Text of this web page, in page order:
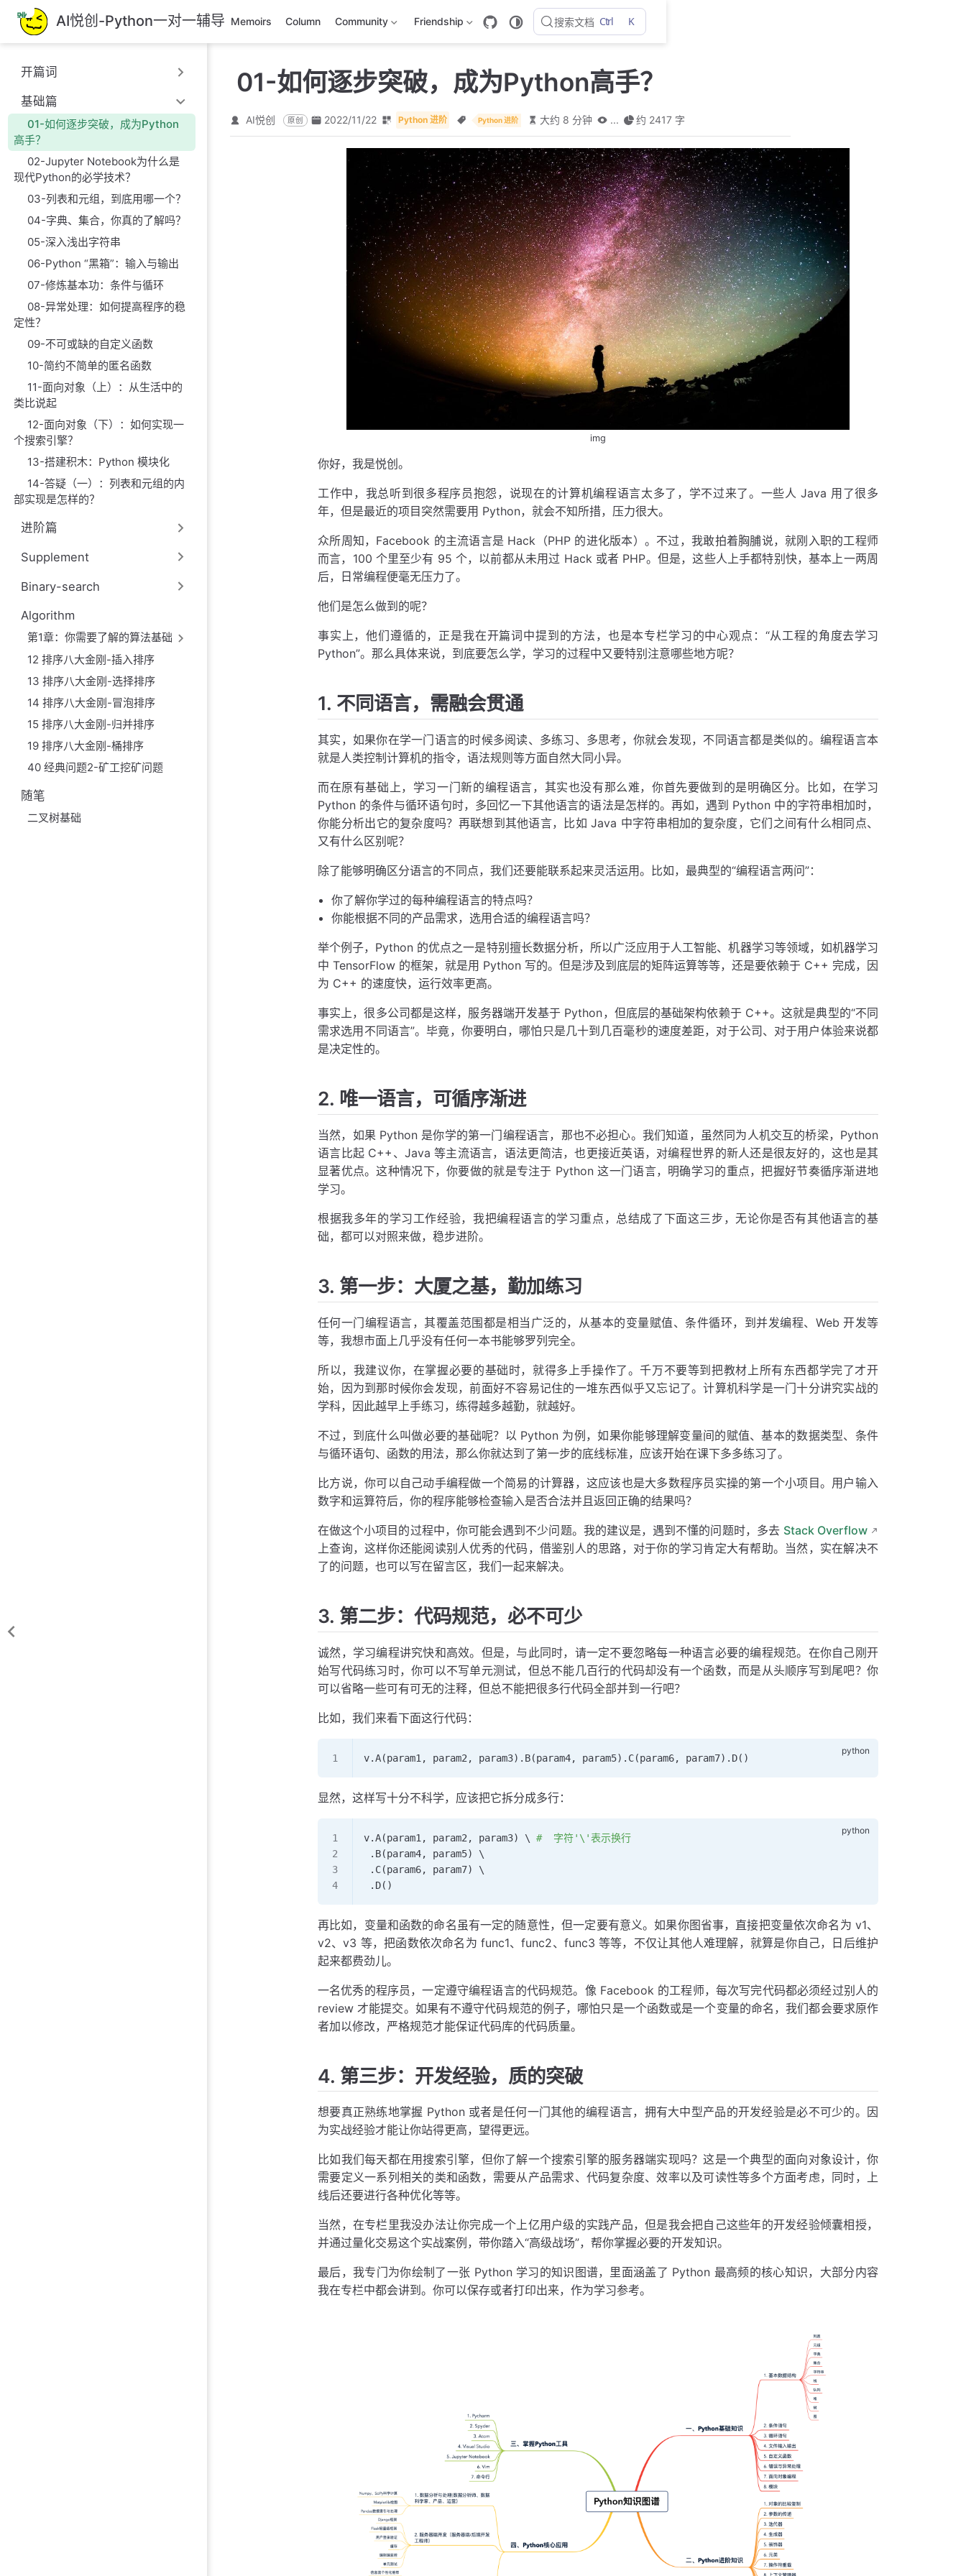
跳
至
主
內
容
AI悦创-Python一对一辅导 Memoirs Column Community Friendship 搜索文档 Ctrl K
开篇词
基础篇
01-如何逐步突破，成为Python
高手？
02-Jupyter Notebook为什么是
现代Python的必学技术？
03-列表和元组，到底用哪一个？
04-字典、集合，你真的了解吗？
05-深入浅出字符串
06-Python “黑箱”：输入与输出
07-修炼基本功：条件与循环
08-异常处理：如何提高程序的稳
定性？
09-不可或缺的自定义函数
10-简约不简单的匿名函数
11-面向对象（上）：从生活中的
类比说起
12-面向对象（下）：如何实现一
个搜索引擎？
13-搭建积木：Python 模块化
14-答疑（一）：列表和元组的内
部实现是怎样的？
进阶篇
Supplement
Binary-search
Algorithm
第1章：你需要了解的算法基础
12 排序八大金刚-插入排序
13 排序八大金刚-选择排序
14 排序八大金刚-冒泡排序
15 排序八大金刚-归并排序
19 排序八大金刚-桶排序
40 经典问题2-矿工挖矿问题
随笔
二叉树基础
01-如何逐步突破，成为Python高手？
AI悦创 原创 2022/11/22 Python 进阶 Python 进阶 大约 8 分钟 ... 约 2417 字
img
你好，我是悦创。
工作中，我总听到很多程序员抱怨，说现在的计算机编程语言太多了，学不过来了。一些人 Java 用了很多
年，但是最近的项目突然需要用 Python，就会不知所措，压力很大。
众所周知，Facebook 的主流语言是 Hack（PHP 的进化版本）。不过，我敢拍着胸脯说，就刚入职的工程师
而言，100 个里至少有 95 个，以前都从未用过 Hack 或者 PHP。但是，这些人上手都特别快，基本上一两周
后，日常编程便毫无压力了。
他们是怎么做到的呢？
事实上，他们遵循的，正是我在开篇词中提到的方法，也是本专栏学习的中心观点：“从工程的角度去学习
Python”。那么具体来说，到底要怎么学，学习的过程中又要特别注意哪些地方呢？
1. 不同语言，需融会贯通
其实，如果你在学一门语言的时候多阅读、多练习、多思考，你就会发现，不同语言都是类似的。编程语言本
就是人类控制计算机的指令，语法规则等方面自然大同小异。
而在原有基础上，学习一门新的编程语言，其实也没有那么难，你首先要做到的是明确区分。比如，在学习
Python 的条件与循环语句时，多回忆一下其他语言的语法是怎样的。再如，遇到 Python 中的字符串相加时，
你能分析出它的复杂度吗？再联想到其他语言，比如 Java 中字符串相加的复杂度，它们之间有什么相同点、
又有什么区别呢？
除了能够明确区分语言的不同点，我们还要能联系起来灵活运用。比如，最典型的“编程语言两问”：
你了解你学过的每种编程语言的特点吗？
你能根据不同的产品需求，选用合适的编程语言吗？
举个例子，Python 的优点之一是特别擅长数据分析，所以广泛应用于人工智能、机器学习等领域，如机器学习
中 TensorFlow 的框架，就是用 Python 写的。但是涉及到底层的矩阵运算等等，还是要依赖于 C++ 完成，因
为 C++ 的速度快，运行效率更高。
事实上，很多公司都是这样，服务器端开发基于 Python，但底层的基础架构依赖于 C++。这就是典型的“不同
需求选用不同语言”。毕竟，你要明白，哪怕只是几十到几百毫秒的速度差距，对于公司、对于用户体验来说都
是决定性的。
2. 唯一语言，可循序渐进
当然，如果 Python 是你学的第一门编程语言，那也不必担心。我们知道，虽然同为人机交互的桥梁，Python
语言比起 C++、Java 等主流语言，语法更简洁，也更接近英语，对编程世界的新人还是很友好的，这也是其
显著优点。这种情况下，你要做的就是专注于 Python 这一门语言，明确学习的重点，把握好节奏循序渐进地
学习。
根据我多年的学习工作经验，我把编程语言的学习重点，总结成了下面这三步，无论你是否有其他语言的基
础，都可以对照来做，稳步进阶。
3. 第一步：大厦之基，勤加练习
任何一门编程语言，其覆盖范围都是相当广泛的，从基本的变量赋值、条件循环，到并发编程、Web 开发等
等，我想市面上几乎没有任何一本书能够罗列完全。
所以，我建议你，在掌握必要的基础时，就得多上手操作了。千万不要等到把教材上所有东西都学完了才开
始，因为到那时候你会发现，前面好不容易记住的一堆东西似乎又忘记了。计算机科学是一门十分讲究实战的
学科，因此越早上手练习，练得越多越勤，就越好。
不过，到底什么叫做必要的基础呢？以 Python 为例，如果你能够理解变量间的赋值、基本的数据类型、条件
与循环语句、函数的用法，那么你就达到了第一步的底线标准，应该开始在课下多多练习了。
比方说，你可以自己动手编程做一个简易的计算器，这应该也是大多数程序员实操的第一个小项目。用户输入
数字和运算符后，你的程序能够检查输入是否合法并且返回正确的结果吗？
在做这个小项目的过程中，你可能会遇到不少问题。我的建议是，遇到不懂的问题时，多去 Stack Overflow
上查询，这样你还能阅读别人优秀的代码，借鉴别人的思路，对于你的学习肯定大有帮助。当然，实在解决不
了的问题，也可以写在留言区，我们一起来解决。
3. 第二步：代码规范，必不可少
诚然，学习编程讲究快和高效。但是，与此同时，请一定不要忽略每一种语言必要的编程规范。在你自己刚开
始写代码练习时，你可以不写单元测试，但总不能几百行的代码却没有一个函数，而是从头顺序写到尾吧？你
可以省略一些可有可无的注释，但总不能把很多行代码全部并到一行吧？
比如，我们来看下面这行代码：
v.A(param1, param2, param3). B(param4, param5). C(param6, param7). D()
显然，这样写十分不科学，应该把它拆分成多行：
v.A(param1, param2, param3) \ #  字符'\'表示换行
. B(param4, param5) \
. C(param6, param7) \
. D()
再比如，变量和函数的命名虽有一定的随意性，但一定要有意义。如果你图省事，直接把变量依次命名为 v1、
v2、v3 等，把函数依次命名为 func1、func2、func3 等等，不仅让其他人难理解，就算是你自己，日后维护
起来都费劲儿。
一名优秀的程序员，一定遵守编程语言的代码规范。像 Facebook 的工程师，每次写完代码都必须经过别人的
review 才能提交。如果有不遵守代码规范的例子，哪怕只是一个函数或是一个变量的命名，我们都会要求原作
者加以修改，严格规范才能保证代码库的代码质量。
4. 第三步：开发经验，质的突破
想要真正熟练地掌握 Python 或者是任何一门其他的编程语言，拥有大中型产品的开发经验是必不可少的。因
为实战经验才能让你站得更高，望得更远。
比如我们每天都在用搜索引擎，但你了解一个搜索引擎的服务器端实现吗？这是一个典型的面向对象设计，你
需要定义一系列相关的类和函数，需要从产品需求、代码复杂度、效率以及可读性等多个方面考虑，同时，上
线后还要进行各种优化等等。
当然，在专栏里我没办法让你完成一个上亿用户级的实践产品，但是我会把自己这些年的开发经验倾囊相授，
并通过量化交易这个实战案例，带你踏入“高级战场”，帮你掌握必要的开发知识。
最后，我专门为你绘制了一张 Python 学习的知识图谱，里面涵盖了 Python 最高频的核心知识，大部分内容
我在专栏中都会讲到。你可以保存或者打印出来，作为学习参考。